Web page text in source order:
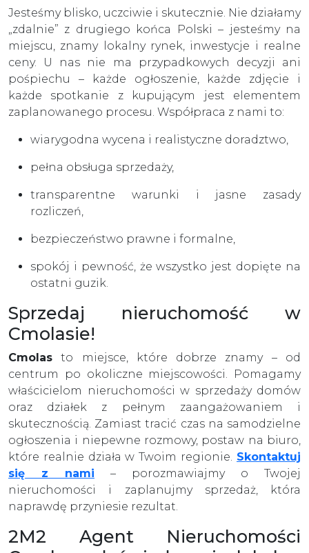
Jesteśmy blisko, uczciwie i skutecznie. Nie działamy
„zdalnie” z drugiego końca Polski – jesteśmy na
miejscu, znamy lokalny rynek, inwestycje i realne
ceny. U nas nie ma przypadkowych decyzji ani
pośpiechu – każde ogłoszenie, każde zdjęcie i
każde spotkanie z kupującym jest elementem
zaplanowanego procesu. Współpraca z nami to:
wiarygodna wycena i realistyczne doradztwo,
pełna obsługa sprzedaży,
transparentne warunki i jasne zasady
rozliczeń,
bezpieczeństwo prawne i formalne,
spokój i pewność, że wszystko jest dopięte na
ostatni guzik.
Sprzedaj nieruchomość w
Cmolasie!
Cmolas to miejsce, które dobrze znamy – od
centrum po okoliczne miejscowości. Pomagamy
właścicielom nieruchomości w sprzedaży domów
oraz działek z pełnym zaangażowaniem i
skutecznością. Zamiast tracić czas na samodzielne
ogłoszenia i niepewne rozmowy, postaw na biuro,
które realnie działa w Twoim regionie. Skontaktuj
się z nami – porozmawiajmy o Twojej
nieruchomości i zaplanujmy sprzedaż, która
naprawdę przyniesie rezultat.
2M2 Agent Nieruchomości